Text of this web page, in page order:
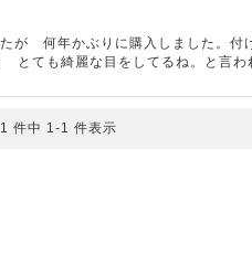
たが 何年かぶりに購入しました。
とても綺麗な目をしてるね。と言わ
1 件中 1-1 件表示